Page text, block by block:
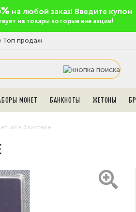
на любой заказ! Введите купон
на товары которые вне акции!
Топ продаж
МОНЕТ БАНКНОТЫ ЖЕТОНЫ
в блистере